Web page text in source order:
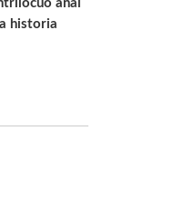
anal
historia